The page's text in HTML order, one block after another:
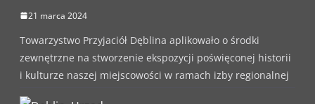
21 marca 2024
Towarzystwo Przyjaciół Dęblina aplikowało o środki
zewnętrzne na stworzenie ekspozycji poświęconej historii
i kulturze naszej miejscowości w ramach izby regionalnej